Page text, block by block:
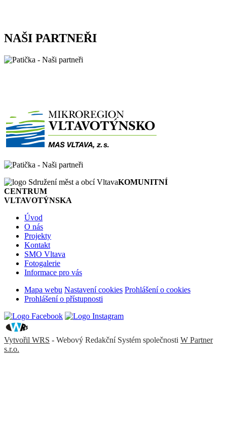
NAŠI PARTNEŘI
KOMUNITNÍ
CENTRUM
VLTAVOTÝNSKA
Úvod
O nás
Projekty
Kontakt
SMO Vltava
Fotogalerie
Informace pro vás
Mapa webu Nastavení cookies Prohlášení o cookies
Prohlášení o přístupnosti
Vytvořil WRS - Webový Redakční Systém společnosti W Partner
s.r.o.